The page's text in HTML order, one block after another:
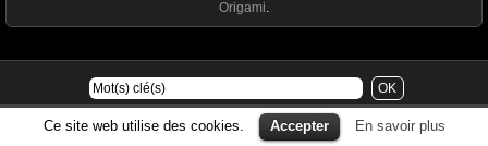
Ce site web utilise des cookies. Accepter En savoir plus
Origami.